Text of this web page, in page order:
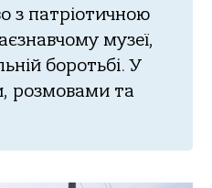
з патріотичною
музеї,
боротьбі. У
розмовами та